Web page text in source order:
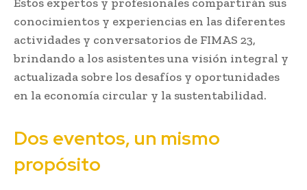
conocimientos y experiencias en las diferentes
actividades y conversatorios de FIMAS 23,
brindando a los asistentes una visión integral y
actualizada sobre los desafíos y oportunidades
en la economía circular y la sustentabilidad.
Dos eventos, un mismo
propósito